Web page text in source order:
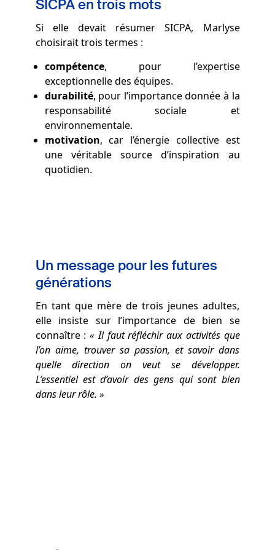
SICPA en trois mots
Si elle devait résumer SICPA, Marlyse
choisirait trois termes :
compétence, pour l’expertise
exceptionnelle des équipes.
durabilité, pour l’importance donnée à la
responsabilité sociale et
environnementale.
motivation, car l’énergie collective est
une véritable source d’inspiration au
quotidien.
Un message pour les futures
générations
En tant que mère de trois jeunes adultes,
elle insiste sur l’importance de bien se
connaître : « Il faut réfléchir aux activités que
l’on aime, trouver sa passion, et savoir dans
quelle direction on veut se développer.
L’essentiel est d’avoir des gens qui sont bien
dans leur rôle. »